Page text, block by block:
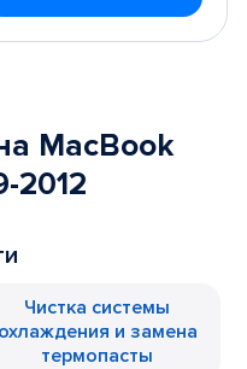
MacBook
2012
Чистка системы
охлаждения и замена
термопасты